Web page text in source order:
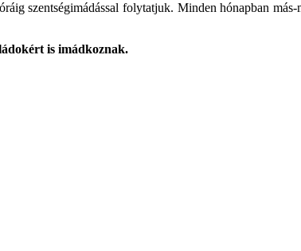
szentségimádással folytatjuk. Minden hónapban
is imádkoznak.